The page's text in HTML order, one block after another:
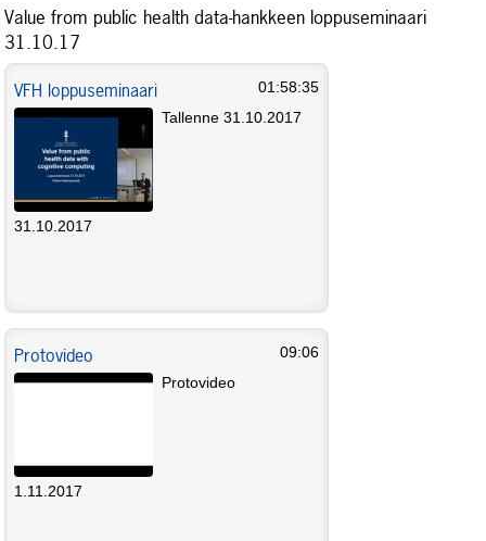
Value from public health data-hankkeen loppuseminaari
31.10.17
VFH loppuseminaari
01:58:35
Tallenne 31.10.2017
31.10.2017
Protovideo
09:06
Protovideo
1.11.2017